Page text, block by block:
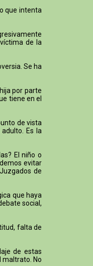
que intenta
de la
Se ha
por parte
tiene en el
de vista
Es la
El niño o
evitar
de
que haya
social,
falta de
de estas
maltrato. No